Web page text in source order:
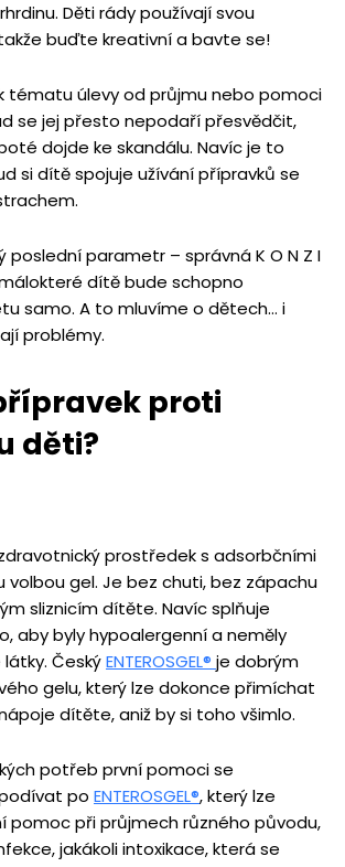
Děti rády používají svou
buďte kreativní a bavte se!
tématu úlevy od průjmu nebo pomoci
se jej přesto nepodaří přesvědčit,
dojde ke skandálu. Navíc je to
si dítě spojuje užívání přípravků se
poslední parametr – správná K O N Z I
málokteré dítě bude schopno
samo. A to mluvíme o dětech… i
problémy.
proti
děti?
prostředek s adsorbčními
volbou gel. Je bez chuti, bez zápachu
sliznicím dítěte. Navíc splňuje
aby byly hypoalergenní a neměly
ČeskýENTEROSGEL® je dobrým
gelu, který lze dokonce přimíchat
dítěte, aniž by si toho všimlo.
potřeb první pomoci se
po ENTEROSGEL®, který lze
pomoc při průjmech různého původu,
jakákoli intoxikace, která se